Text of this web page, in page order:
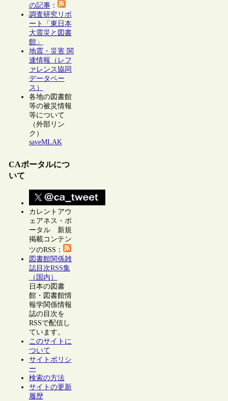
の記事：
調査研究リポ
ート「東日本
大震災と図書
館」
地震・災害 関
連情報（レフ
ァレンス協同
データベー
ス）
各地の図書館
等の被災情報
等について
（外部リン
ク）
saveMLAK
CAポータルにつ
いて
カレントアウ
ェアネス・ポ
ータル 新規
掲載コンテン
ツのRSS：
図書館関係雑
誌目次RSS集
（国内）
日本の図書
館・図書館情
報学関係情報
誌の目次を
RSSで配信し
ています。
このサイトに
ついて
サイトポリシ
ー
検索の方法
サイトの更新
履歴